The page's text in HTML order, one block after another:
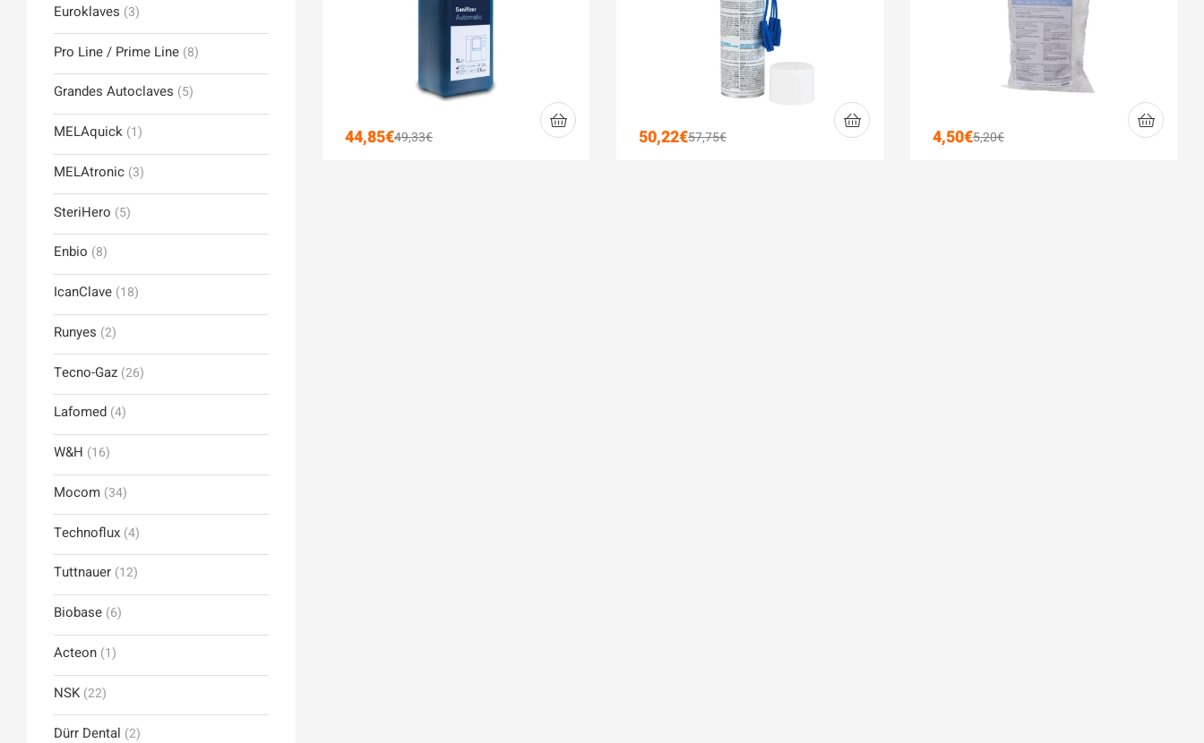
49,33€
44,85€ 57,75€
50,22€ 5,20€
4,50€
Euroklaves (3)
Pro Line / Prime Line (8)
Grandes Autoclaves (5)
MELAquick (1)
MELAtronic (3)
SteriHero (5)
Enbio (8)
IcanClave (18)
Runyes (2)
Tecno-Gaz (26)
Lafomed (4)
W&H (16)
Mocom (34)
Technoflux (4)
Tuttnauer (12)
Biobase (6)
Acteon (1)
NSK (22)
Dürr Dental (2)